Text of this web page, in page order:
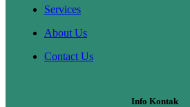
Services
About Us
Contact Us
Info Kontak